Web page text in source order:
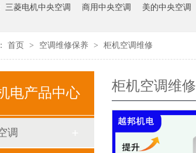
三菱电机中央空调 商用中央空调 美的中央空调
首页 > 空调维修保养 > 柜机空调维修
电产品中心
调
柜机空调维修